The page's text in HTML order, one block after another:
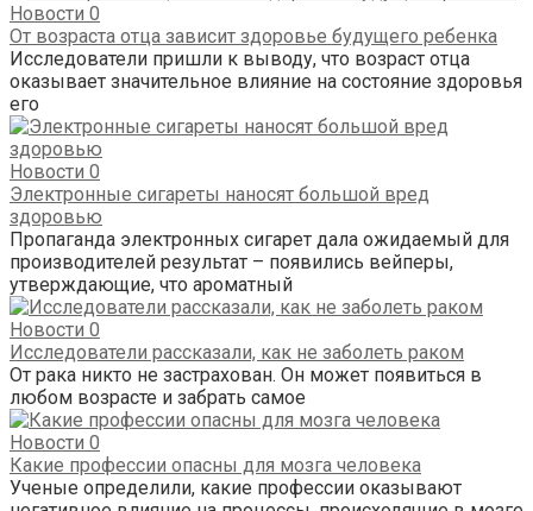
Новости 0
От возраста отца зависит здоровье будущего ребенка
Исследователи пришли к выводу, что возраст отца
оказывает значительное влияние на состояние здоровья
его
Новости 0
Электронные сигареты наносят большой вред
здоровью
Пропаганда электронных сигарет дала ожидаемый для
производителей результат – появились вейперы,
утверждающие, что ароматный
Новости 0
Исследователи рассказали, как не заболеть раком
От рака никто не застрахован. Он может появиться в
любом возрасте и забрать самое
Новости 0
Какие профессии опасны для мозга человека
Ученые определили, какие профессии оказывают